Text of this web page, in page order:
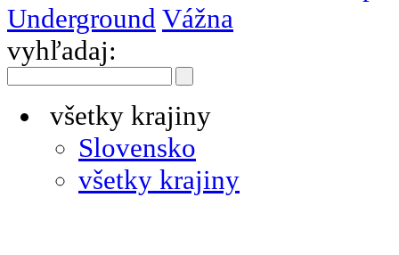
Underground Vážna
vyhľadaj:
všetky krajiny
Slovensko
všetky krajiny